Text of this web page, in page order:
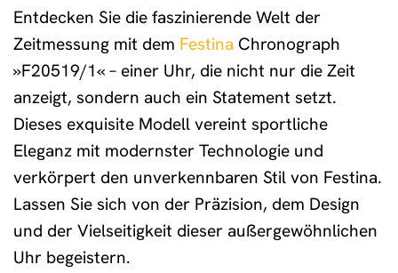
Entdecken Sie die faszinierende Welt der
Zeitmessung mit dem Festina Chronograph
»F20519/1« – einer Uhr, die nicht nur die Zeit
anzeigt, sondern auch ein Statement setzt.
Dieses exquisite Modell vereint sportliche
Eleganz mit modernster Technologie und
verkörpert den unverkennbaren Stil von Festina.
Lassen Sie sich von der Präzision, dem Design
und der Vielseitigkeit dieser außergewöhnlichen
Uhr begeistern.